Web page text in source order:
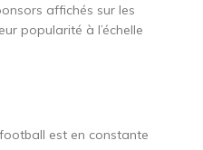
affichés sur les
popularité à l’échelle
est en constante